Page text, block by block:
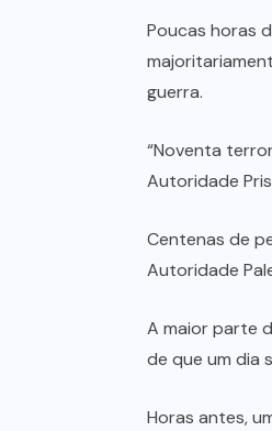
Poucas horas
guerra.
“Noventa
Autoridade
Centenas de
Autoridade
A maior parte
de que um dia
Horas antes,